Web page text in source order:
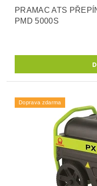
PRAMAC ATS
PMD 5000S
Doprava zdarma